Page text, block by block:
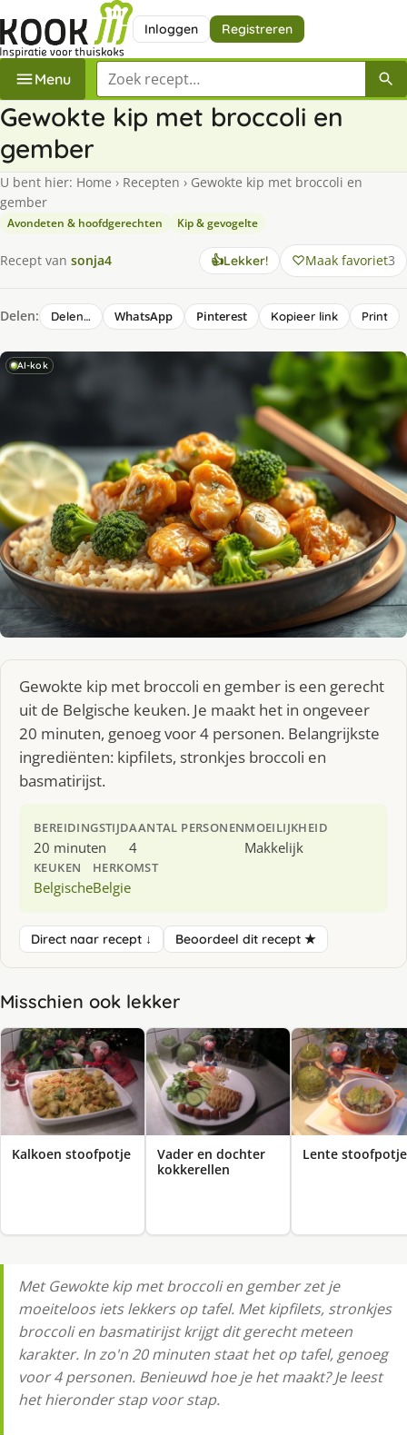
Inloggen Registreren
Menu Zoek een recept
Gewokte kip met broccoli en
gember
U bent hier: Home › Recepten › Gewokte kip met broccoli en
gember
Avondeten & hoofdgerechten Kip & gevogelte
Recept van sonja4 👍Lekker! Maak favoriet3
Delen: Delen… WhatsApp Pinterest Kopieer link Print
AI-kok
Gewokte kip met broccoli en gember is een gerecht
uit de Belgische keuken. Je maakt het in ongeveer
20 minuten, genoeg voor 4 personen. Belangrijkste
ingrediënten: kipfilets, stronkjes broccoli en
basmatirijst.
BEREIDINGSTIJD
20 minuten
AANTAL PERSONEN
4
MOEILIJKHEID
Makkelijk
KEUKEN
Belgische
HERKOMST
Belgie
Direct naar recept ↓ Beoordeel dit recept ★
Misschien ook lekker
Kalkoen stoofpotje
Vader en dochter
kokkerellen
Lente stoofpotje
Met Gewokte kip met broccoli en gember zet je
moeiteloos iets lekkers op tafel. Met kipfilets, stronkjes
broccoli en basmatirijst krijgt dit gerecht meteen
karakter. In zo'n 20 minuten staat het op tafel, genoeg
voor 4 personen. Benieuwd hoe je het maakt? Je leest
het hieronder stap voor stap.